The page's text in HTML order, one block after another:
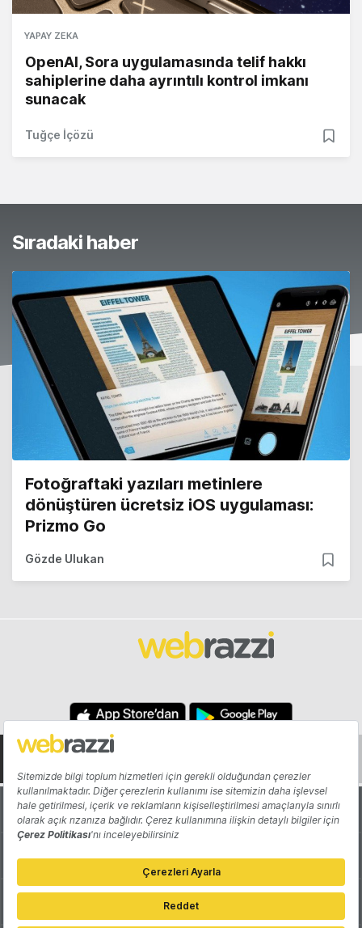
YAPAY ZEKA
OpenAI, Sora uygulamasında telif hakkı
sahiplerine daha ayrıntılı kontrol imkanı
sunacak
Tuğçe İçözü
Sıradaki haber
Fotoğraftaki yazıları metinlere
dönüştüren ücretsiz iOS uygulaması:
Prizmo Go
Gözde Ulukan
Hakkında Yazarlar
Katkıda Bulun Reklam